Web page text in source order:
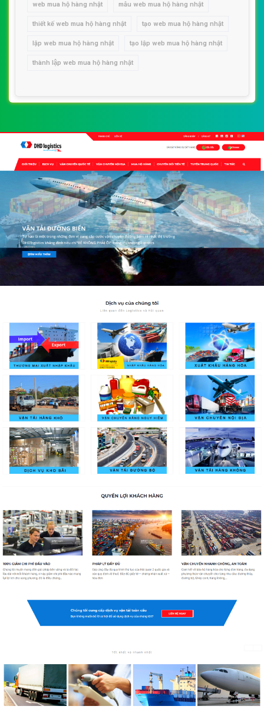
web mua hộ hàng nhật mẫu web mua hộ hàng nhật
thiết kế web mua hộ hàng nhật tạo web mua hộ hàng nhật
lập web mua hộ hàng nhật tạo lập web mua hộ hàng nhật
thành lập web mua hộ hàng nhật